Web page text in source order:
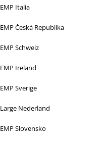
EMP Italia
EMP Česká Republika
EMP Schweiz
EMP Ireland
EMP Sverige
Large Nederland
EMP Slovensko